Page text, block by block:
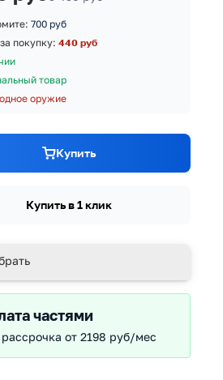
700 руб
покупку: 440 руб
товар
оружие
Купить
Купить в 1 клик
частями
от 2198 руб/мес